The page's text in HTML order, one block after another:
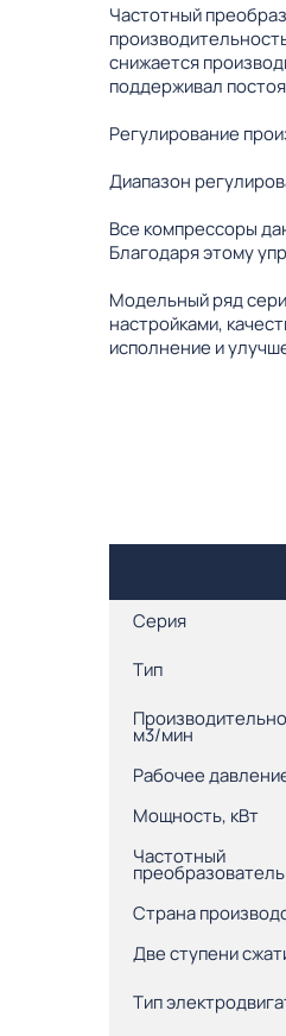
Частотный
снижается
поддерживал
Регулирование
Диапазон
Все компрессоры
Благодаря этому
Модельный ряд
настройками,
исполнение и
Серия
Тип
м3/мин
Рабочее
Мощность, кВт
Частотный
преобразователь
Страна
Две ступени
Тип